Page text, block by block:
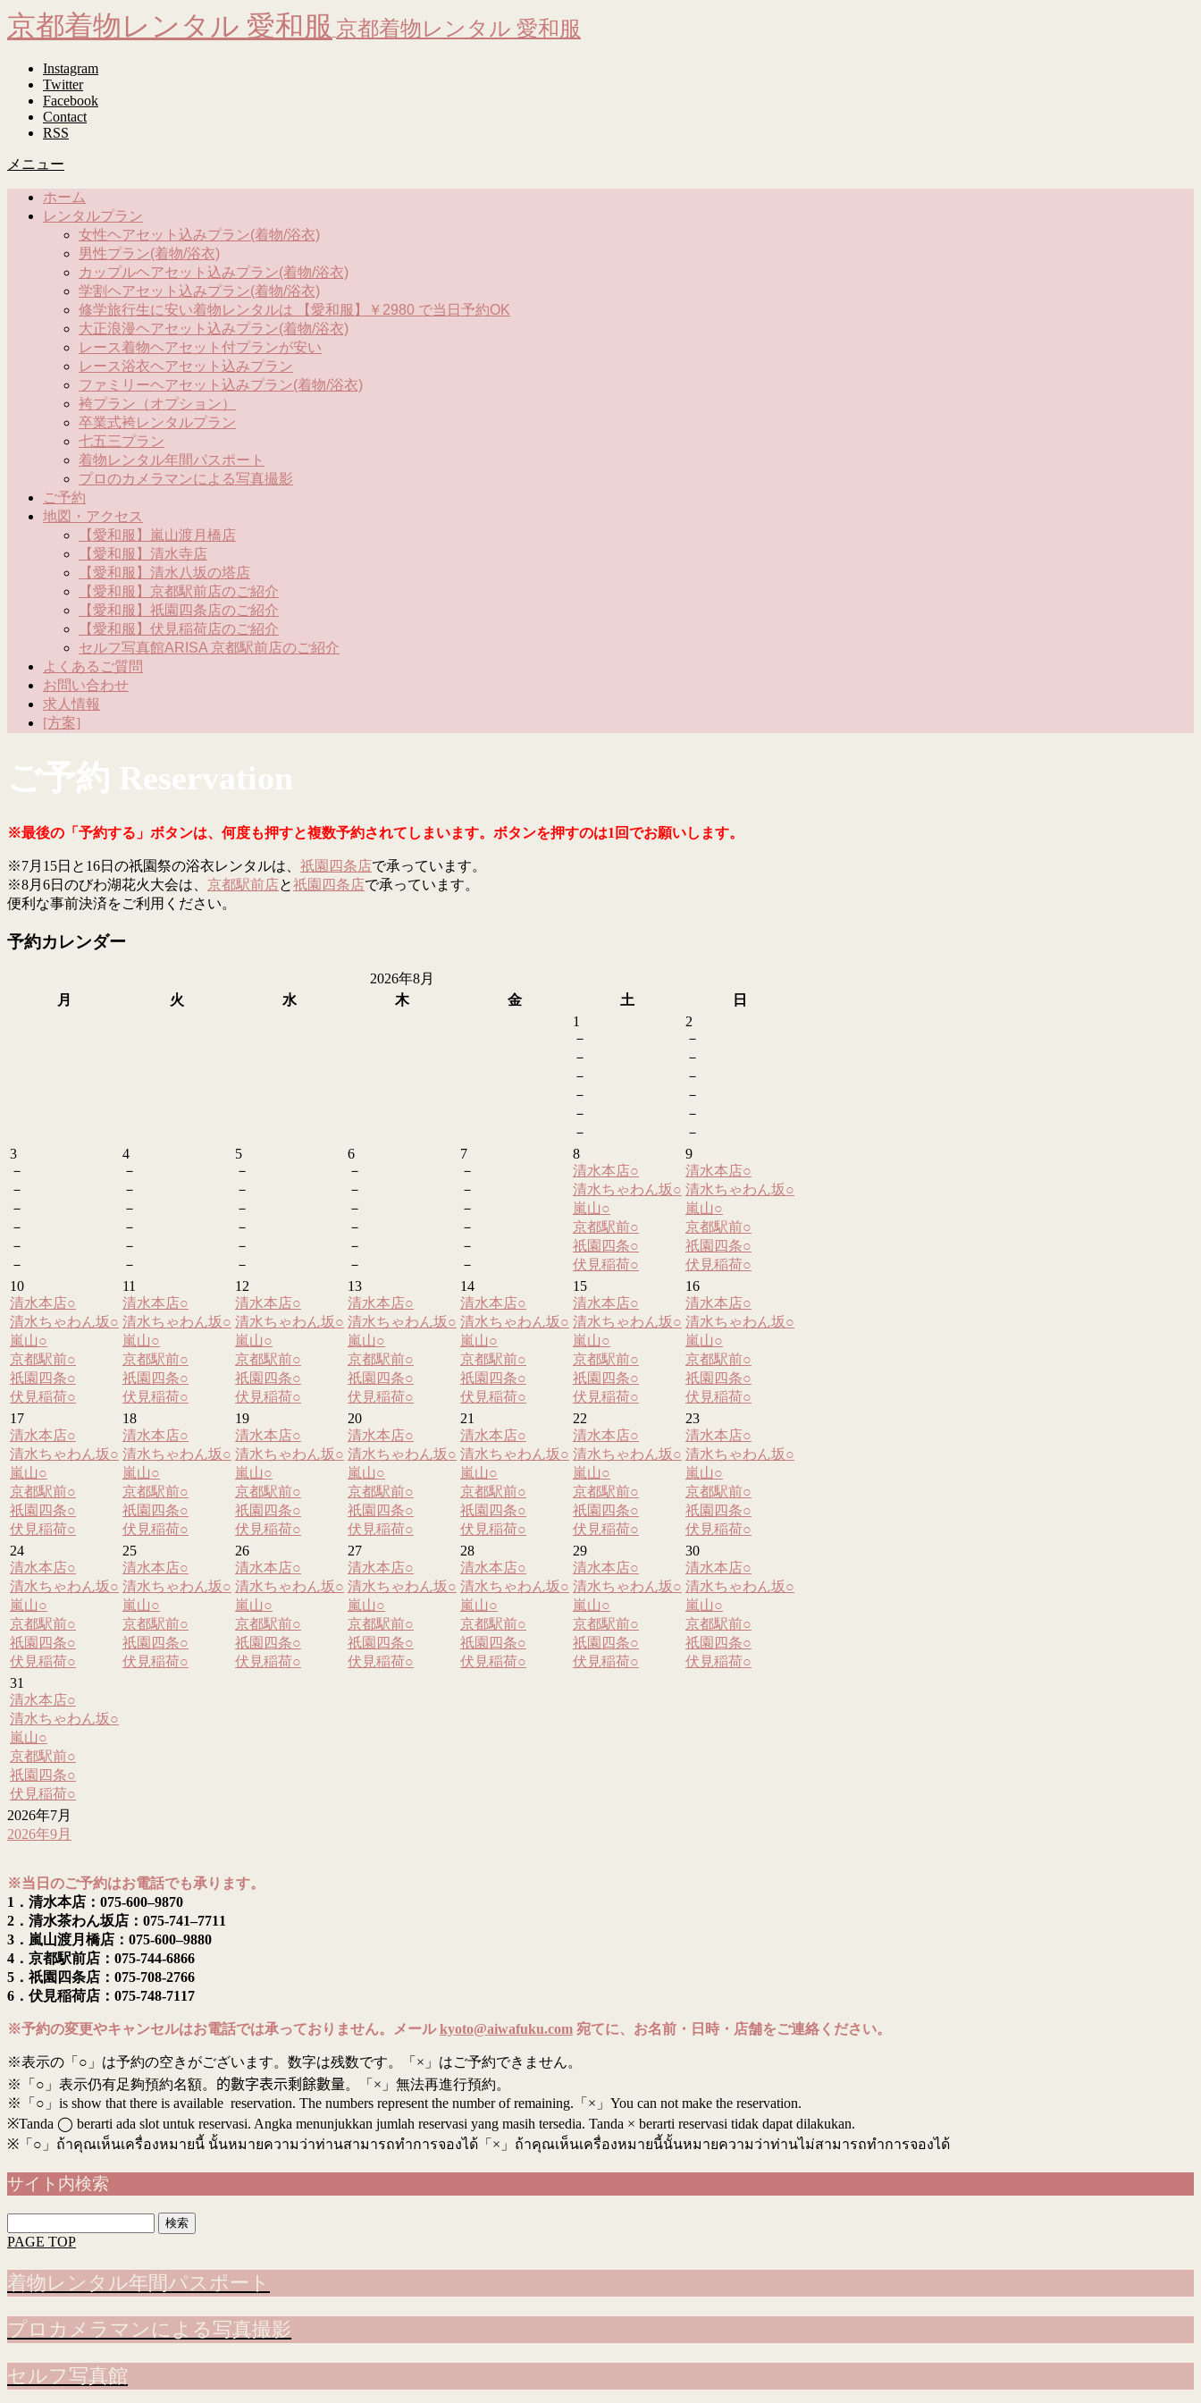
京都着物レンタル 愛和服 京都着物レンタル 愛和服
Instagram
Twitter
Facebook
Contact
RSS
メニュー
ホーム
レンタルプラン
女性ヘアセット込みプラン(着物/浴衣)
男性プラン(着物/浴衣)
カップルヘアセット込みプラン(着物/浴衣)
学割ヘアセット込みプラン(着物/浴衣)
修学旅行生に安い着物レンタルは 【愛和服】￥2980 で当日予約OK
大正浪漫ヘアセット込みプラン(着物/浴衣)
レース着物ヘアセット付プランが安い
レース浴衣ヘアセット込みプラン
ファミリーヘアセット込みプラン(着物/浴衣)
袴プラン（オプション）
卒業式袴レンタルプラン
七五三プラン
着物レンタル年間パスポート
プロのカメラマンによる写真撮影
ご予約
地図・アクセス
【愛和服】嵐山渡月橋店
【愛和服】清水寺店
【愛和服】清水八坂の塔店
【愛和服】京都駅前店のご紹介
【愛和服】祇園四条店のご紹介
【愛和服】伏見稲荷店のご紹介
セルフ写真館ARISA 京都駅前店のご紹介
よくあるご質問
お問い合わせ
求人情報
[方案]
ご予約 Reservation
※最後の「予約する」ボタンは、何度も押すと複数予約されてしまいます。ボタンを押すのは1回でお願いします。
※7月15日と16日の祇園祭の浴衣レンタルは、 祇園四条店で承っています。
※8月6日のびわ湖花火大会は、 京都駅前店と祇園四条店で承っています。
便利な事前決済をご利用ください。
予約カレンダー
2026年8月
月
火 水 木 金 土
日
1
－
－
－
－
－
－
2
－
－
－
－
－
－
3
－
－
－
－
－
－
4
－
－
－
－
－
－
5
－
－
－
－
－
－
6
－
－
－
－
－
－
7
－
－
－
－
－
－
8
清水本店○
清水ちゃわん坂○
嵐山○
京都駅前○
祇園四条○
伏見稲荷○
9
清水本店○
清水ちゃわん坂○
嵐山○
京都駅前○
祇園四条○
伏見稲荷○
10
清水本店○
清水ちゃわん坂○
嵐山○
京都駅前○
祇園四条○
伏見稲荷○
11
清水本店○
清水ちゃわん坂○
嵐山○
京都駅前○
祇園四条○
伏見稲荷○
12
清水本店○
清水ちゃわん坂○
嵐山○
京都駅前○
祇園四条○
伏見稲荷○
13
清水本店○
清水ちゃわん坂○
嵐山○
京都駅前○
祇園四条○
伏見稲荷○
14
清水本店○
清水ちゃわん坂○
嵐山○
京都駅前○
祇園四条○
伏見稲荷○
15
清水本店○
清水ちゃわん坂○
嵐山○
京都駅前○
祇園四条○
伏見稲荷○
16
清水本店○
清水ちゃわん坂○
嵐山○
京都駅前○
祇園四条○
伏見稲荷○
17
清水本店○
清水ちゃわん坂○
嵐山○
京都駅前○
祇園四条○
伏見稲荷○
18
清水本店○
清水ちゃわん坂○
嵐山○
京都駅前○
祇園四条○
伏見稲荷○
19
清水本店○
清水ちゃわん坂○
嵐山○
京都駅前○
祇園四条○
伏見稲荷○
20
清水本店○
清水ちゃわん坂○
嵐山○
京都駅前○
祇園四条○
伏見稲荷○
21
清水本店○
清水ちゃわん坂○
嵐山○
京都駅前○
祇園四条○
伏見稲荷○
22
清水本店○
清水ちゃわん坂○
嵐山○
京都駅前○
祇園四条○
伏見稲荷○
23
清水本店○
清水ちゃわん坂○
嵐山○
京都駅前○
祇園四条○
伏見稲荷○
24
清水本店○
清水ちゃわん坂○
嵐山○
京都駅前○
祇園四条○
伏見稲荷○
25
清水本店○
清水ちゃわん坂○
嵐山○
京都駅前○
祇園四条○
伏見稲荷○
26
清水本店○
清水ちゃわん坂○
嵐山○
京都駅前○
祇園四条○
伏見稲荷○
27
清水本店○
清水ちゃわん坂○
嵐山○
京都駅前○
祇園四条○
伏見稲荷○
28
清水本店○
清水ちゃわん坂○
嵐山○
京都駅前○
祇園四条○
伏見稲荷○
29
清水本店○
清水ちゃわん坂○
嵐山○
京都駅前○
祇園四条○
伏見稲荷○
30
清水本店○
清水ちゃわん坂○
嵐山○
京都駅前○
祇園四条○
伏見稲荷○
31
清水本店○
清水ちゃわん坂○
嵐山○
京都駅前○
祇園四条○
伏見稲荷○
2026年7月
2026年9月
※当日のご予約はお電話でも承ります。
1．清水本店：075-600–9870
2．清水茶わん坂店：075-741–7711
3．嵐山渡月橋店：075-600–9880
4．京都駅前店：075-744-6866
5．祇園四条店：075-708-2766
6．伏見稲荷店：075-748-7117
※予約の変更やキャンセルはお電話では承っておりません。メールkyoto@aiwafuku.com 宛てに、お名前・日時・店舗をご連絡ください。
※表示の「○」は予約の空きがございます。数字は残数です。「×」はご予約できません。
※「○」表示仍有足夠預約名額。 的數字表示剩餘數量。「×」無法再進行預約。
※「○」is show that there is available reservation. The numbers represent the number of remaining.「×」You can not make the reservation.
※Tanda ◯ berarti ada slot untuk reservasi. Angka menunjukkan jumlah reservasi yang masih tersedia. Tanda × berarti reservasi tidak dapat dilakukan.
※ 「○」ถ้าคุณเห็นเครื่องหมายนี้ นั้นหมายความว่าท่านสามารถทำการจองได้「×」ถ้าคุณเห็นเครื่องหมายนี้นั้นหมายความว่าท่านไม่สามารถทำการจองได้
サイト内検索
索:
PAGE TOP
着物レンタル年間パスポート
プロカメラマンによる写真撮影
セルフ写真館